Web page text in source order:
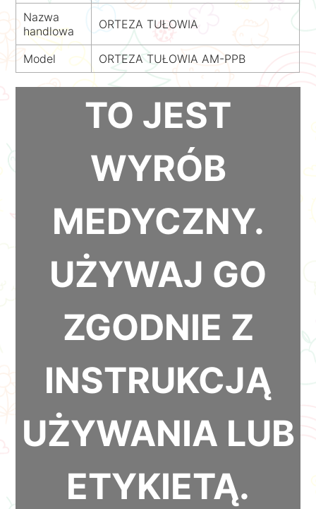
Nazwa
handlowa
ORTEZA TUŁOWIA
Model ORTEZA TUŁOWIA AM-PPB
TO JEST
WYRÓB
MEDYCZNY.
UŻYWAJ GO
ZGODNIE Z
INSTRUKCJĄ
UŻYWANIA LUB
ETYKIETĄ.